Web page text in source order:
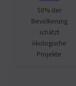
50% der
Bevölkerung
schätzt
ökologische
Projekte